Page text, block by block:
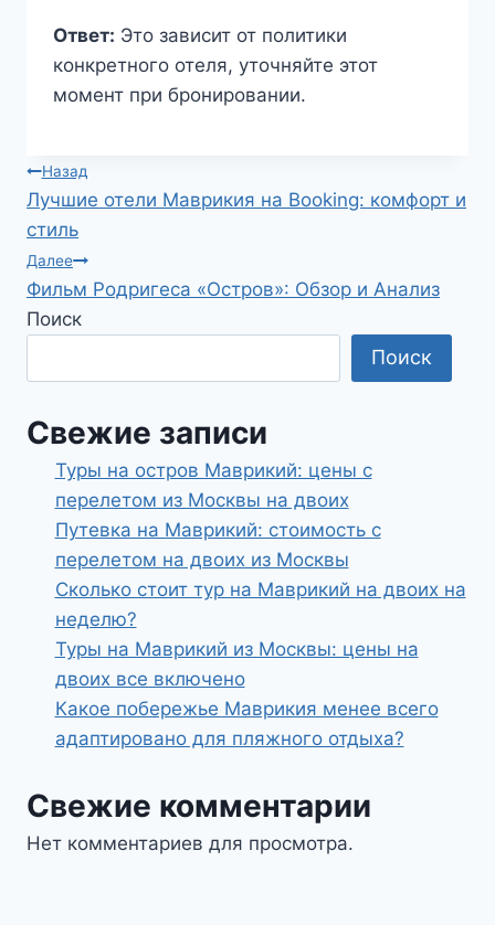
Ответ: Это зависит от политики
конкретного отеля, уточняйте этот
момент при бронировании.
Навигация
по
записям
Назад
Лучшие отели Маврикия на Booking: комфорт и
стиль
Далее
Фильм Родригеса «Остров»: Обзор и Анализ
Поиск
Поиск
Свежие записи
Туры на остров Маврикий: цены с
перелетом из Москвы на двоих
Путевка на Маврикий: стоимость с
перелетом на двоих из Москвы
Сколько стоит тур на Маврикий на двоих на
неделю?
Туры на Маврикий из Москвы: цены на
двоих все включено
Какое побережье Маврикия менее всего
адаптировано для пляжного отдыха?
Свежие комментарии
Нет комментариев для просмотра.